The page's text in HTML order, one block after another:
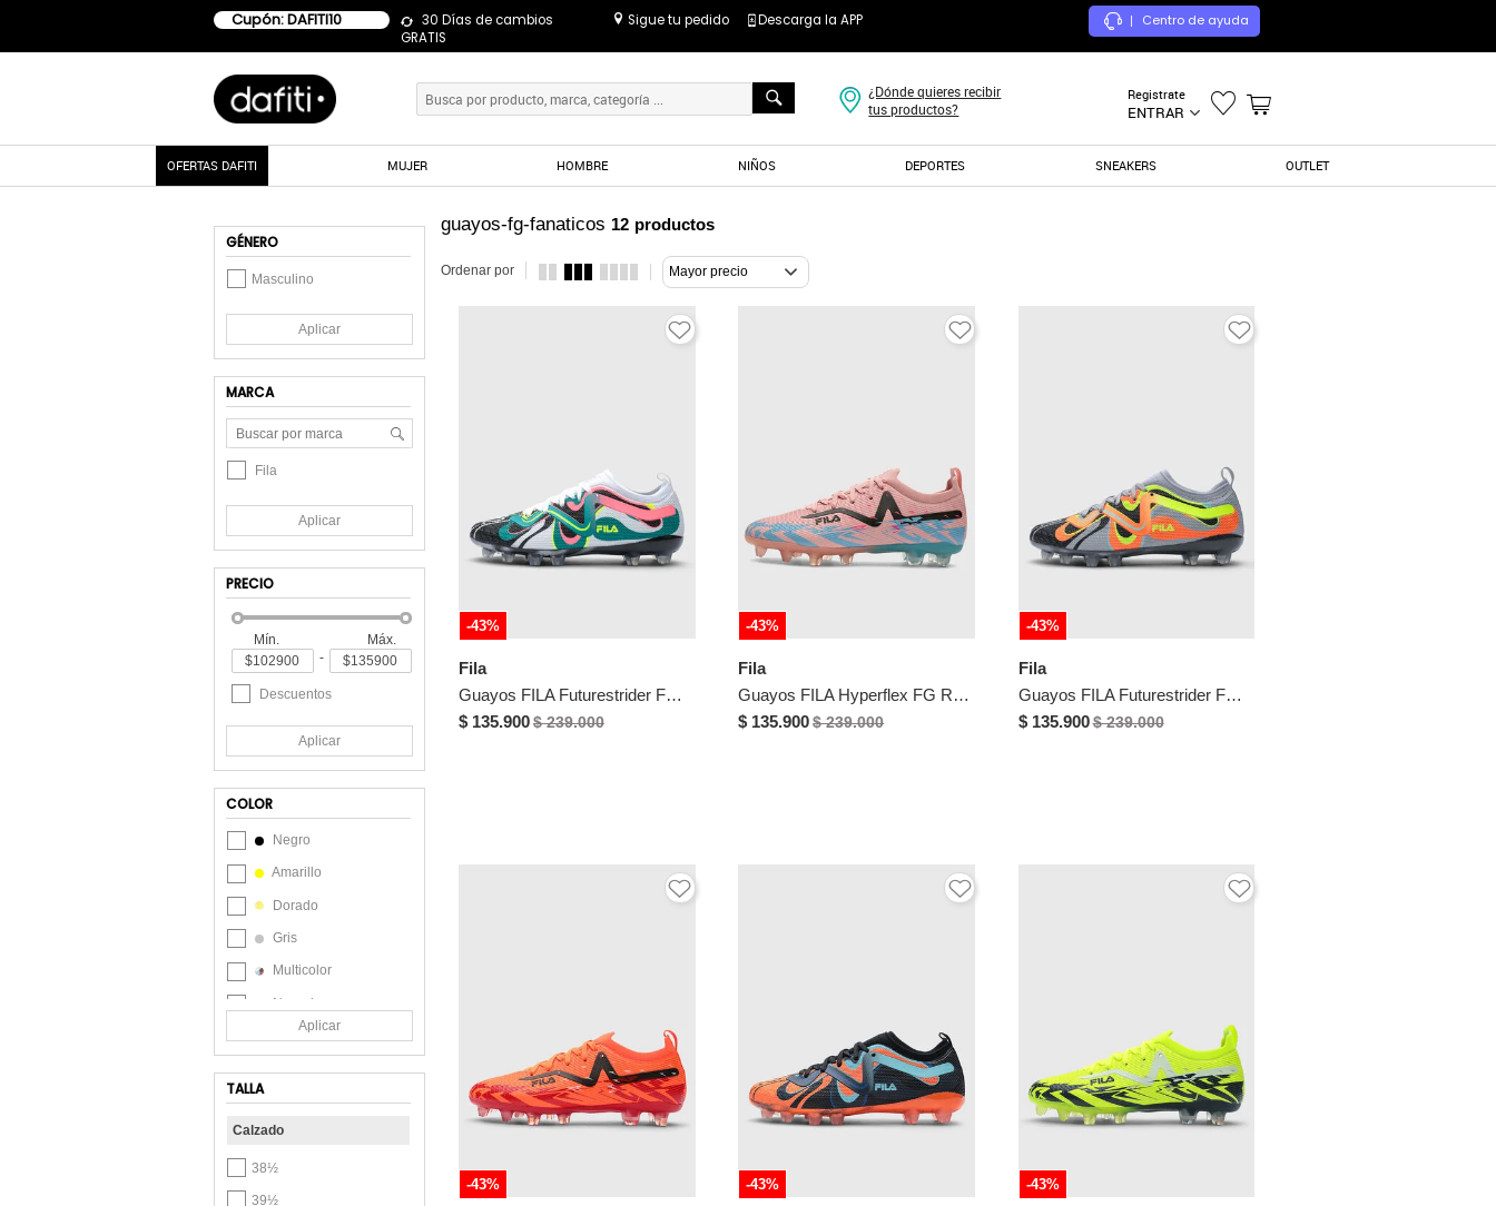
Cupón: DAFITI10
30 Días de cambios
GRATIS
Sigue tu pedido Descarga la APP | Centro de ayuda
Registrate
ENTRAR
¿Dónde quieres recibir
tus productos?
OFERTAS DAFITI MUJER HOMBRE NIÑOS DEPORTES SNEAKERS OUTLET
GÉNERO
Masculino
Aplicar
MARCA
Fila
Aplicar
PRECIO
Mín.
Máx.
-
Descuentos
Aplicar
COLOR
Negro
Amarillo
Dorado
Gris
Multicolor
Naranja
Plateado
Aplicar
TALLA
Calzado
38½
39½
guayos-fg-fanaticos 12 productos
Ordenar por Mayor precio
-43%
Fila
Guayos FILA Futurestrider FG Multicolor
$ 135.900$ 239.000
-43%
Fila
Guayos FILA Hyperflex FG Rosa
$ 135.900$ 239.000
-43%
Fila
Guayos FILA Futurestrider FG Multicolor
$ 135.900$ 239.000
-43% -43% -43%